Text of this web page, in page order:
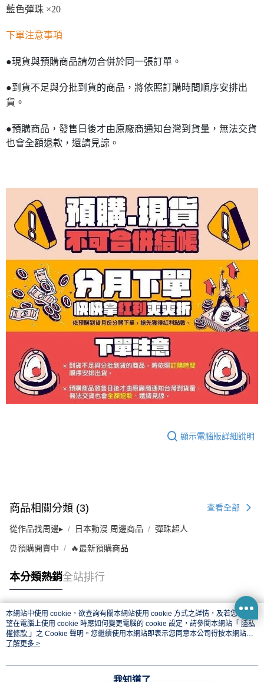
藍色彈珠 ×20
下單注意事項
●現貨與預購商品請勿合併於同一張訂單。
●到貨不足與分批到貨的商品，將依照訂購時間順序安排出
貨。
●預購商品，發售日後才由原廠商通知台灣到貨量，無法交貨
也會全額退款，還請見諒。
顯示電腦版詳細說明
商品相關分類 (3) 查看全部
從作品找周邊▸ 日本動漫 周邊商品 彈珠超人
⏰預購開賣中 🔥最新預購商品
本分類熱銷全站排行
熱門標籤
本網站中使用 cookie，欲查詢有關本網站使用 cookie 方式之詳情，及若您不希
望在電腦上使用 cookie 時應如何變更電腦的 cookie 設定，請參閱本網站「 隱私
權條款 」之 Cookie 聲明。您繼續使用本網站即表示您同意本公司得按本網站使
用條款之 Cookie 聲明使用 cookie。
了解更多 >
我知道了